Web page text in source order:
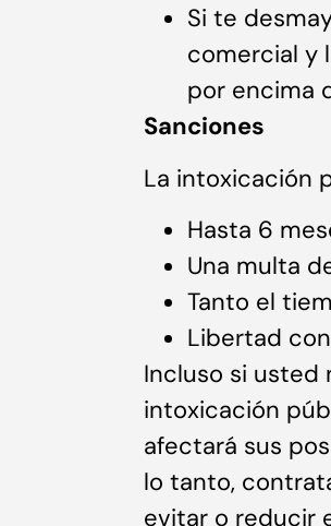
Si te
comercial y
por encima
Sanciones
La intoxicación
Hasta 6
Una multa
Tanto el
Libertad
Incluso si usted
intoxicación
afectará sus
lo tanto,
evitar o reducir